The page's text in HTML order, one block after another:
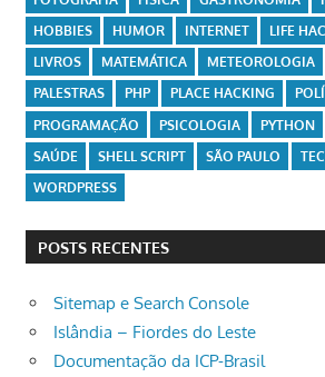
HOBBIES
HUMOR INTERNET LIFE
LIVROS
MATEMÁTICA METEOROLOGIA
PALESTRAS
PHP PLACE HACKING
PROGRAMAÇÃO
PSICOLOGIA PYTHON
SAÚDE
SHELL SCRIPT SÃO PAULO
WORDPRESS
POSTS RECENTES
Sitemap e Search Console
Islândia – Fiordes do Leste
Documentação da ICP-Brasil